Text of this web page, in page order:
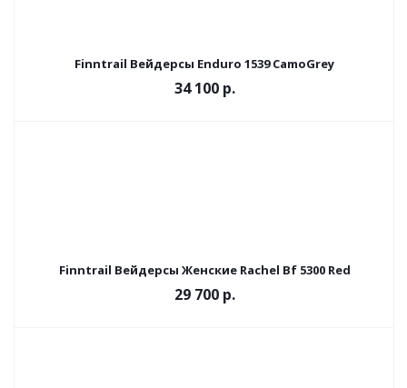
Finntrail Вейдерсы Enduro 1539 CamoGrey
34 100 р.
Finntrail Вейдерсы Женские Rachel Bf 5300 Red
29 700 р.